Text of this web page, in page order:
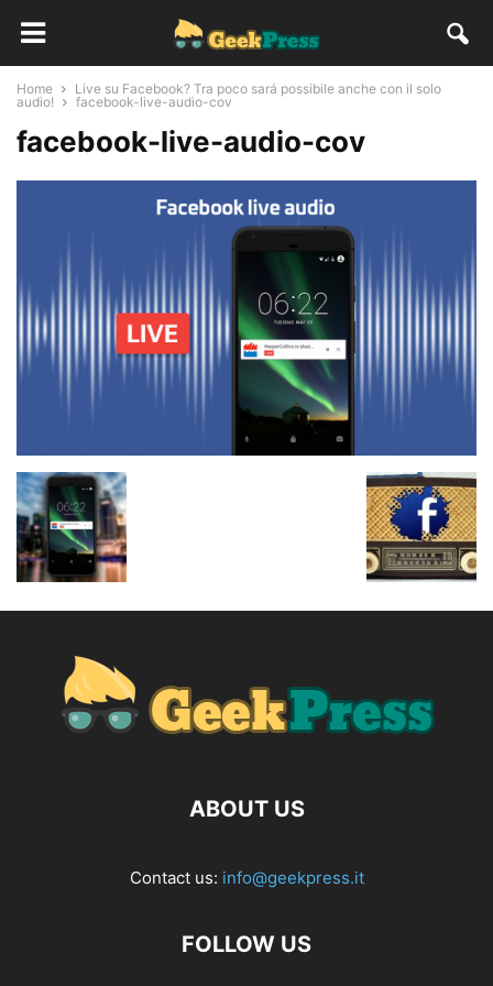
Home
Live su Facebook? Tra poco sará possibile anche con il solo
audio!
facebook-live-audio-cov
facebook-live-audio-cov
ABOUT US
Contact us: info@geekpress.it
FOLLOW US